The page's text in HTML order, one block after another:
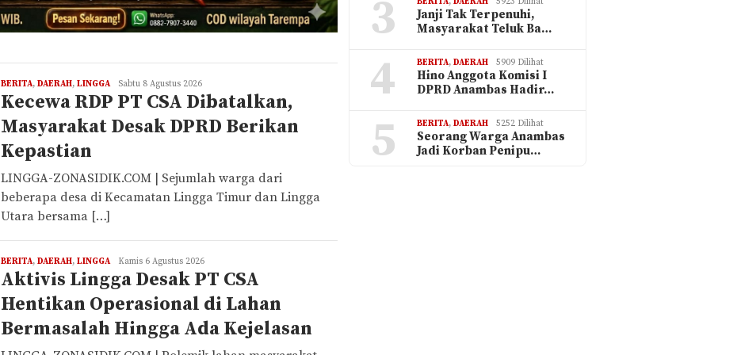
BERITA, DAERAH, LINGGAREDAKSI
Sabtu 8 Agustus 2026
Kecewa RDP PT CSA Dibatalkan,
Masyarakat Desak DPRD Berikan
Kepastian
LINGGA-ZONASIDIK.COM | Sejumlah warga dari
beberapa desa di Kecamatan Lingga Timur dan Lingga
Utara bersama […]
BERITA, DAERAH, LINGGAREDAKSI
Kamis 6 Agustus 2026
Aktivis Lingga Desak PT CSA
Hentikan Operasional di Lahan
Bermasalah Hingga Ada Kejelasan
3
Janji Tak Terpenuhi,
Masyarakat Teluk Ba…
4 BERITA,DAERAH 5909 Dilihat
Hino Anggota Komisi I
DPRD Anambas Hadir…
5 BERITA,DAERAH 5252 Dilihat
Seorang Warga Anambas
Jadi Korban Penipu…